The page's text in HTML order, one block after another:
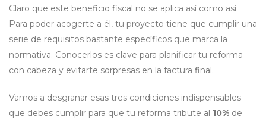
Claro que este beneficio fiscal no se aplica así como así.
Para poder acogerte a él, tu proyecto tiene que cumplir una
serie de requisitos bastante específicos que marca la
normativa. Conocerlos es clave para planificar tu reforma
con cabeza y evitarte sorpresas en la factura final.
Vamos a desgranar esas tres condiciones indispensables
que debes cumplir para que tu reforma tribute al 10% de